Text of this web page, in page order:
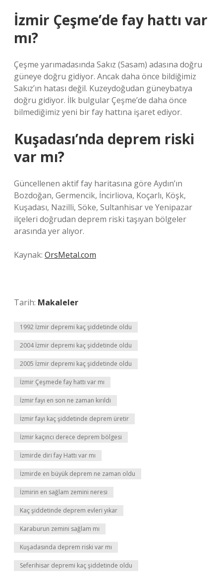
İzmir Çeşme’de fay hattı var
mı?
Çeşme yarımadasında Sakız (Sasam) adasına doğru
güneye doğru gidiyor. Ancak daha önce bildiğimiz
Sakız’ın hatası değil. Kuzeydoğudan güneybatıya
doğru gidiyor. İlk bulgular Çeşme’de daha önce
bilmediğimiz yeni bir fay hattına işaret ediyor.
Kuşadası’nda deprem riski
var mı?
Güncellenen aktif fay haritasına göre Aydın’ın
Bozdoğan, Germencik, İncirliova, Koçarlı, Köşk,
Kuşadası, Nazilli, Söke, Sultanhisar ve Yenipazar
ilçeleri doğrudan deprem riski taşıyan bölgeler
arasında yer alıyor.
Kaynak: OrsMetal.com
Tarih: Makaleler
1992 İzmir depremi kaç şiddetinde oldu
2004 İzmir depremi kaç şiddetinde oldu
2005 İzmir depremi kaç şiddetinde oldu
İzmir Çeşmede fay hattı var mı
İzmir fayı en son ne zaman kırıldı
İzmir fayı kaç şiddetinde deprem üretir
İzmir kaçıncı derece deprem bölgesi
İzmirde diri fay Hattı var mı
İzmirde en büyük deprem ne zaman oldu
İzmirin en sağlam zemini neresi
Kaç şiddetinde deprem evleri yıkar
Karaburun zemini sağlam mı
Kuşadasında deprem riski var mı
Seferihisar depremi kaç şiddetinde oldu